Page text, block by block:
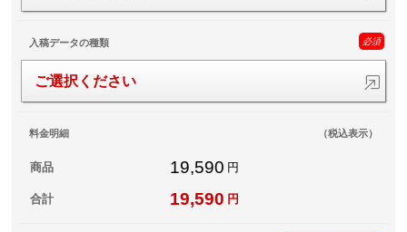
入稿データの種類 必須
ご選択ください
料金明細 （税込表示）
商品 19,590 円
合計 19,590 円